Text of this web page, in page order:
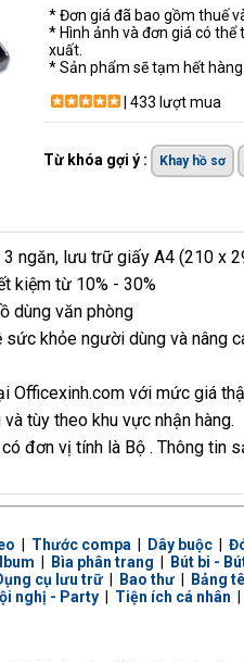
* Đơn giá đã bao gồm thuế
* Hình ảnh và đơn giá có
xuất.
* Sản phẩm sẽ tạm hết
| 433 lượt mua
Từ khóa gợi ý : Khay hồ sơ
ngăn, lưu trữ giấy A4 (210 x
kiệm từ 10% - 30%
dùng văn phòng
khỏe người dùng và nâng
Officexinh.com với mức giá
tùy theo khu vực nhận hàng.
đơn vị tính là Bộ . Thông tin
Thước compa Dây buộc|
Bìa phân trang Bút bi -
cụ lưu trữ| Bao thư| Bảng
nghị - Party| Tiện ích cá nhân